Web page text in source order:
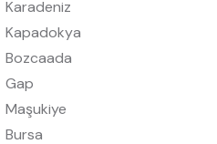
Karadeniz
Kapadokya
Bozcaada
Gap
Maşukiye
Bursa